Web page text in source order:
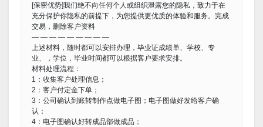
[保密优势]我们绝不向任何个人或组织泄露您的隐私，致力于在
充分保护你隐私的前提下，为您提供更优质的体验和服务。完成
交易，删除客户资料
— — — — — — — — —
上述材料，随时都可以安排办理，毕业证成绩单、学校、专
业、，学位，毕业时间都可以根据客户要求安排。
材料处理流程：
1：收集客户处理信息；
2：客户付定金下单；
3：公司确认到账转制作点做电子图；电子图做好发给客户确
认；
4：电子图确认好转成品部做成品；